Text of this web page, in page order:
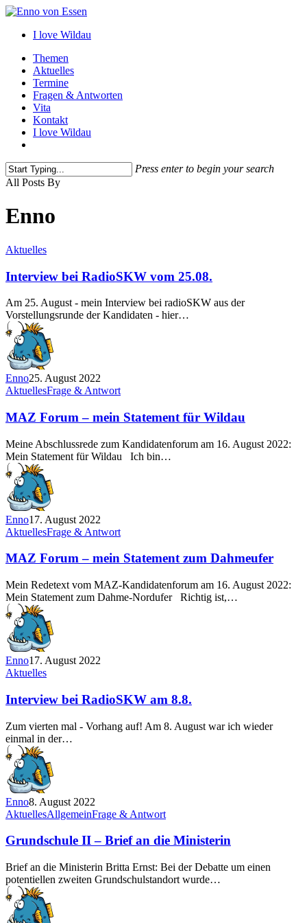
Skip
main
I love Wildau
Menu
Themen
Aktuelles
Termine
Fragen & Antworten
Vita
Kontakt
I love Wildau
Press enter to begin your search
Close
All Posts By
Enno
Aktuelles
Interview bei RadioSKW vom 25.08.
Am 25. August - mein Interview bei radioSKW aus der
Vorstellungsrunde der Kandidaten - hier…
Enno25. August 2022
AktuellesFrage & Antwort
MAZ Forum – mein Statement für Wildau
Meine Abschlussrede zum Kandidatenforum am 16. August 2022:
Mein Statement für Wildau Ich bin…
Enno17. August 2022
AktuellesFrage & Antwort
MAZ Forum – mein Statement zum Dahmeufer
Mein Redetext vom MAZ-Kandidatenforum am 16. August 2022:
Mein Statement zum Dahme-Nordufer Richtig ist,…
Enno17. August 2022
Aktuelles
Interview bei RadioSKW am 8.8.
Zum vierten mal - Vorhang auf! Am 8. August war ich wieder
einmal in der…
Enno8. August 2022
AktuellesAllgemeinFrage & Antwort
Grundschule II – Brief an die Ministerin
Brief an die Ministerin Britta Ernst: Bei der Debatte um einen
potentiellen zweiten Grundschulstandort wurde…